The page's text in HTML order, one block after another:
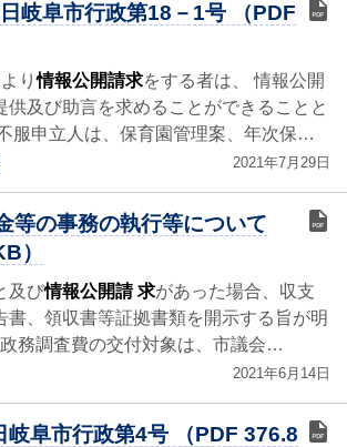
岐阜市行政第18－1号 （PDF
り情報公開請求をする者は、 情報公開
供及び助言を求めることができることと
服申立人は、保育園管理案、年次保…
2021年7月29日
の事務の執行等について
）
及び情報公開請 求があった場合、収支
書、領収書等証拠書類を開示する旨が明
務調査費の交付対象は、市議会…
2021年6月14日
岐阜市行政第4号 （PDF 376.8